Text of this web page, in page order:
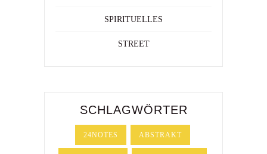
SPIRITUELLES
STREET
SCHLAGWÖRTER
24NOTES ABSTRAKT